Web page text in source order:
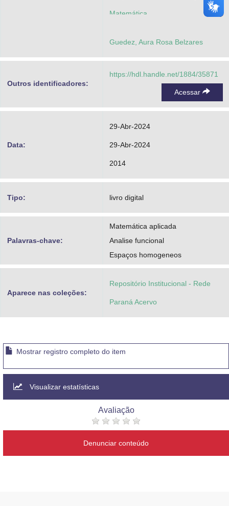
Matemática
Guedez, Aura Rosa Belzares
Outros identificadores:
https://hdl.handle.net/1884/35871
Acessar
Data:
29-Abr-2024
29-Abr-2024
2014
Tipo: livro digital
Palavras-chave:
Matemática aplicada
Analise funcional
Espaços homogeneos
Aparece nas coleções:
Repositório Institucional - Rede
Paraná Acervo
Mostrar registro completo do item
Visualizar estatísticas
Avaliação
Denunciar conteúdo